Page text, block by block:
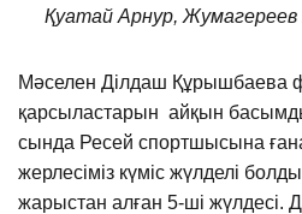
Қуатай Арнур, Жумагереев
Мәселен Ділдаш Құрышбаева
қарсыластарын айқын
сында Ресей спортшысына
жерлесіміз күміс жүлделі
жарыстан алған 5-ші жүлдесі.